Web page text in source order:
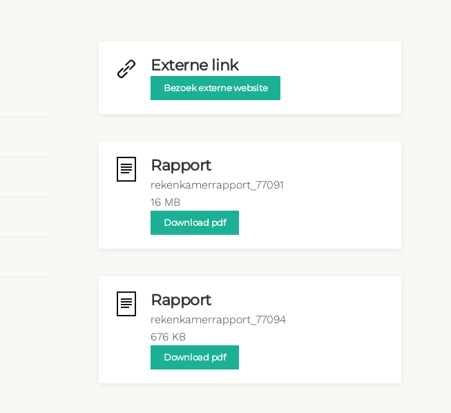
Externe link
Bezoek externe website
Rapport
rekenkamerrapport_77091
16 MB
Download pdf
Rapport
rekenkamerrapport_77094
676 KB
Download pdf